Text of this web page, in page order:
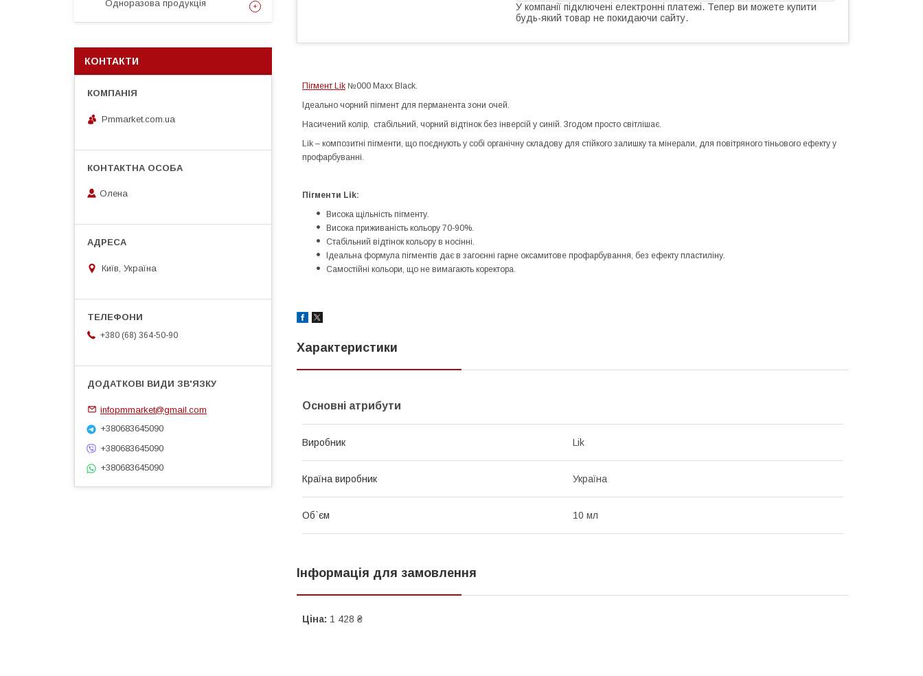
У компанії підключені електронні платежі. Тепер ви можете купити
будь-який товар не покидаючи сайту.
Пігмент Lik №000 Maxx Black.
Ідеально чорний пігмент для перманента зони очей.
Насичений колір, стабільний, чорний відтінок без інверсій у синій. Згодом просто світлішає.
Lik – композитні пігменти, що поєднують у собі органічну складову для стійкого залишку та мінерали, для повітряного тіньового ефекту у
профарбуванні.
Пігменти Lik:
Висока щільність пігменту
Висока приживаність кольору 70-90%.
Стабільний відтінок кольору в носінні.
Ідеальна формула пігментів дає в загоєнні гарне оксамитове профарбування, без ефекту пластиліну.
Самостійні кольори, що не вимагають коректора.
Характеристики
Основні атрибути
Виробник Lik
Країна виробник Україна
Об`єм 10 мл
Інформація для замовлення
Ціна: 1 428 ₴
Одноразова продукція
КОНТАКТИ
Pmmarket.com.ua
Олена
Київ, Україна
+380 (68) 364-50-90
infopmmarket@gmail.com
+380683645090
+380683645090
+380683645090